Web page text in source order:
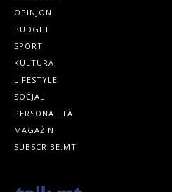
OPINJONI
BUDGET
SPORT
KULTURA
LIFESTYLE
SOĊJAL
PERSONALITÀ
MAGAŻIN
SUBSCRIBE.MT